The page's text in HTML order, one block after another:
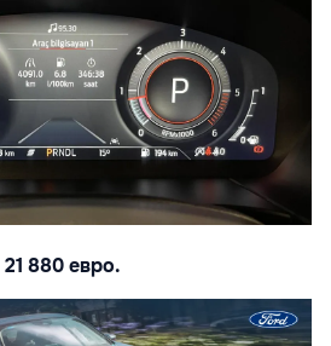
21 880 евро.